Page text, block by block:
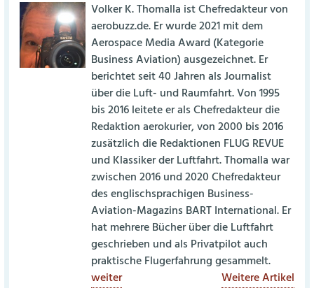
Volker K. Thomalla ist Chefredakteur von
aerobuzz.de. Er wurde 2021 mit dem
Aerospace Media Award (Kategorie
Business Aviation) ausgezeichnet. Er
berichtet seit 40 Jahren als Journalist
über die Luft- und Raumfahrt. Von 1995
bis 2016 leitete er als Chefredakteur die
Redaktion aerokurier, von 2000 bis 2016
zusätzlich die Redaktionen FLUG REVUE
und Klassiker der Luftfahrt. Thomalla war
zwischen 2016 und 2020 Chefredakteur
des englischsprachigen Business-
Aviation-Magazins BART International. Er
hat mehrere Bücher über die Luftfahrt
geschrieben und als Privatpilot auch
praktische Flugerfahrung gesammelt.
weiter
Weitere Artikel